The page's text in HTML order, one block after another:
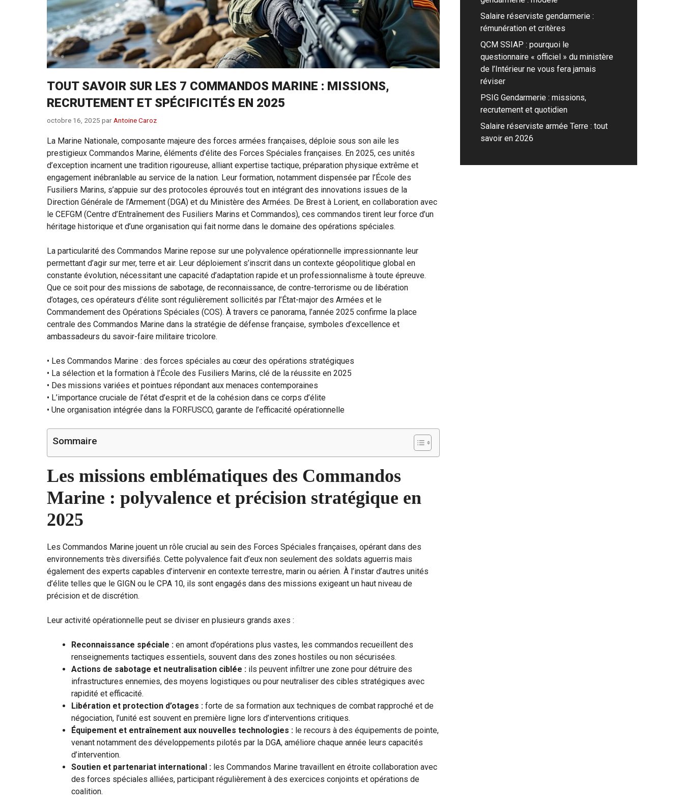
TOUT SAVOIR SUR LES 7 COMMANDOS MARINE : MISSIONS,
RECRUTEMENT ET SPÉCIFICITÉS EN 2025
octobre 16, 2025 par Antoine Caroz
La Marine Nationale, composante majeure des forces armées françaises, déploie sous son aile les
prestigieux Commandos Marine, éléments d’élite des Forces Spéciales françaises. En 2025, ces unités
d’exception incarnent une tradition rigoureuse, alliant expertise tactique, préparation physique extrême et
engagement inébranlable au service de la nation. Leur formation, notamment dispensée par l’École des
Fusiliers Marins, s’appuie sur des protocoles éprouvés tout en intégrant des innovations issues de la
Direction Générale de l’Armement (DGA) et du Ministère des Armées. De Brest à Lorient, en collaboration avec
le CEFGM (Centre d’Entraînement des Fusiliers Marins et Commandos), ces commandos tirent leur force d’un
héritage historique et d’une organisation qui fait norme dans le domaine des opérations spéciales.
La particularité des Commandos Marine repose sur une polyvalence opérationnelle impressionnante leur
permettant d’agir sur mer, terre et air. Leur déploiement s’inscrit dans un contexte géopolitique global en
constante évolution, nécessitant une capacité d’adaptation rapide et un professionnalisme à toute épreuve.
Que ce soit pour des missions de sabotage, de reconnaissance, de contre-terrorisme ou de libération
d’otages, ces opérateurs d’élite sont régulièrement sollicités par l’État-major des Armées et le
Commandement des Opérations Spéciales (COS). À travers ce panorama, l’année 2025 confirme la place
centrale des Commandos Marine dans la stratégie de défense française, symboles d’excellence et
ambassadeurs du savoir-faire militaire tricolore.
• Les Commandos Marine : des forces spéciales au cœur des opérations stratégiques
• La sélection et la formation à l’École des Fusiliers Marins, clé de la réussite en 2025
• Des missions variées et pointues répondant aux menaces contemporaines
• L’importance cruciale de l’état d’esprit et de la cohésion dans ce corps d’élite
• Une organisation intégrée dans la FORFUSCO, garante de l’efficacité opérationnelle
Sommaire
Les missions emblématiques des Commandos
Marine : polyvalence et précision stratégique en
2025
Les Commandos Marine jouent un rôle crucial au sein des Forces Spéciales françaises, opérant dans des
environnements très diversifiés. Cette polyvalence fait d’eux non seulement des soldats aguerris mais
également des experts capables d’intervenir en contexte terrestre, marin ou aérien. À l’instar d’autres unités
d’élite telles que le GIGN ou le CPA 10, ils sont engagés dans des missions exigeant un haut niveau de
précision et de discrétion.
Leur activité opérationnelle peut se diviser en plusieurs grands axes :
Reconnaissance spéciale : en amont d’opérations plus vastes, les commandos recueillent des
renseignements tactiques essentiels, souvent dans des zones hostiles ou non sécurisées.
Actions de sabotage et neutralisation ciblée : ils peuvent infiltrer une zone pour détruire des
infrastructures ennemies, des moyens logistiques ou pour neutraliser des cibles stratégiques avec
rapidité et efficacité.
Libération et protection d’otages : forte de sa formation aux techniques de combat rapproché et de
négociation, l’unité est souvent en première ligne lors d’interventions critiques.
Équipement et entraînement aux nouvelles technologies : le recours à des équipements de pointe,
venant notamment des développements pilotés par la DGA, améliore chaque année leurs capacités
d’intervention.
Soutien et partenariat international : les Commandos Marine travaillent en étroite collaboration avec
des forces spéciales alliées, participant régulièrement à des exercices conjoints et opérations de
coalition.
Salaire réserviste gendarmerie :
rémunération et critères
QCM SSIAP : pourquoi le
questionnaire « officiel » du ministère
de l’Intérieur ne vous fera jamais
réviser
PSIG Gendarmerie : missions,
recrutement et quotidien
Salaire réserviste armée Terre : tout
savoir en 2026